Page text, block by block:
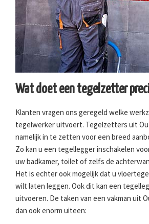
Wat doet een tegelzetter
Klanten vragen ons geregeld welke
tegelwerker uitvoert. Tegelzetters uit
namelijk in te zetten voor een breed
Zo kan u een tegellegger inschakelen
uw badkamer, toilet of zelfs de
Het is echter ook mogelijk dat u
wilt laten leggen. Ook dit kan een
uitvoeren. De taken van een vakman uit
dan ook enorm uiteen: